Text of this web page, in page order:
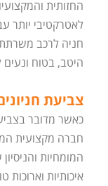
החזותית
לאטרקטיבי יותר
חניה לרכב
היטב, בטוח ונעים
צביעת
כאשר מדובר
חברה מקצועית
המומחיות
איכותיות וארוכות